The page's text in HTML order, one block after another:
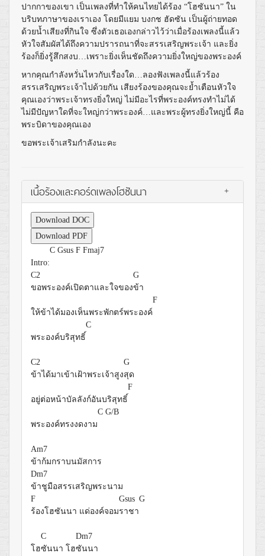
ปากกาของเขา เป็นเพลงที่ทำให้คนไทยได้ร้อง “โฮซันนา” ใน
บริบทภาษาของเราเอง โดยมีแยม บงกช ฮัดซัน เป็นผู้ถ่ายทอด
ด้วยน้ำเสียงที่กินใจ ซึ่งตัวเธอเองกล่าวไว้ว่าเมื่อร้องเพลงนี้แล้ว
หัวใจสัมผัสได้ถึงความปรารถนาที่จะสรรเสริญพระเจ้า และยิ่ง
ร้องก็ยิ่งรู้สึกสงบ…เพราะยิ่งเห็นชัดถึงความยิ่งใหญ่ของพระองค์
หากคุณกำลังหวั่นไหวกับเรื่องใด…ลองฟังเพลงนี้แล้วร้อง
สรรเสริญพระเจ้าไปด้วยกัน เสียงร้องของคุณจะย้ำเตือนหัวใจ
คุณเองว่าพระเจ้าทรงยิ่งใหญ่ ไม่มีอะไรที่พระองค์ทรงทำไม่ได้
ไม่มีปัญหาใดที่จะใหญ่กว่าพระองค์…และพระผู้ทรงยิ่งใหญ่นี้ คือ
พระบิดาของคุณเอง
ขอพระเจ้าเสริมกำลังนะคะ
เนื้อร้องและคอร์ดเพลงโฮซันนา +
Download DOC
Download PDF
C Gsus F Fmaj7
Intro:
C2
G
ขอพระองค์เปิดตาและใจของข้า
F
ให้ข้าได้มองเห็นพระพักตร์พระองค์
C
พระองค์บริสุทธิ์
C2
G
ข้าได้มาเข้าเฝ้าพระเจ้าสูงสุด
F
อยู่ต่อหน้าบัลลังก์อันบริสุทธิ์
C G/B
พระองค์ทรงงดงาม
Am7
ข้าก้มกราบนมัสการ
Dm7
ข้าชูมือสรรเสริญพระนาม
F
Gsus G
ร้องโฮซันนา แด่องค์จอมราชา
C
Dm7
โฮซันนา โฮซันนา